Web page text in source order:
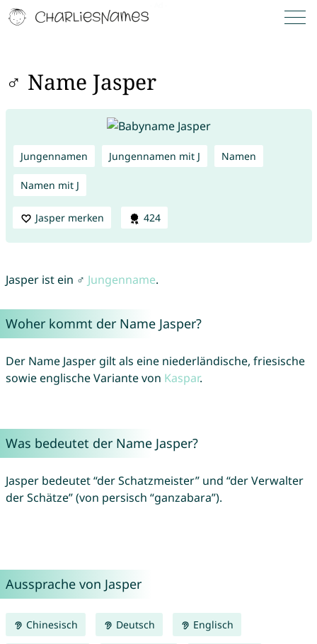
♂ Name Jasper
Jungennamen Jungennamen mit J Namen
Namen mit J
Jasper merken 424
Jasper ist ein ♂ Jungenname.
Woher kommt der Name Jasper?
Der Name Jasper gilt als eine niederländische, friesische
sowie englische Variante von Kaspar.
Was bedeutet der Name Jasper?
Jasper bedeutet “der Schatzmeister” und “der Verwalter
der Schätze” (von persisch “ganzabara”).
Aussprache von Jasper
Chinesisch Deutsch Englisch